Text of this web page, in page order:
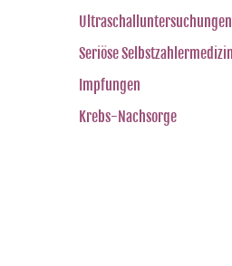
Seriöse
Impfungen
Krebs-Nachsorge